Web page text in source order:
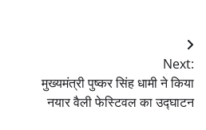
Next:
मुख्यमंत्री पुष्कर सिंह धामी ने किया
नयार वैली फेस्टिवल का उद्घाटन